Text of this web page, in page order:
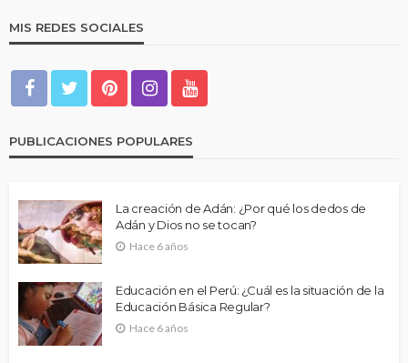
MIS REDES SOCIALES
PUBLICACIONES POPULARES
La creación de Adán: ¿Por qué los dedos de
Adán y Dios no se tocan?
Hace 6 años
Educación en el Perú: ¿Cuál es la situación de la
Educación Básica Regular?
Hace 6 años